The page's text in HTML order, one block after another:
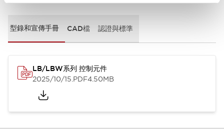
型錄和宣傳手冊 CAD檔 認證與標準
LB/LBW系列 控制元件
2025/10/15.PDF4.50MB